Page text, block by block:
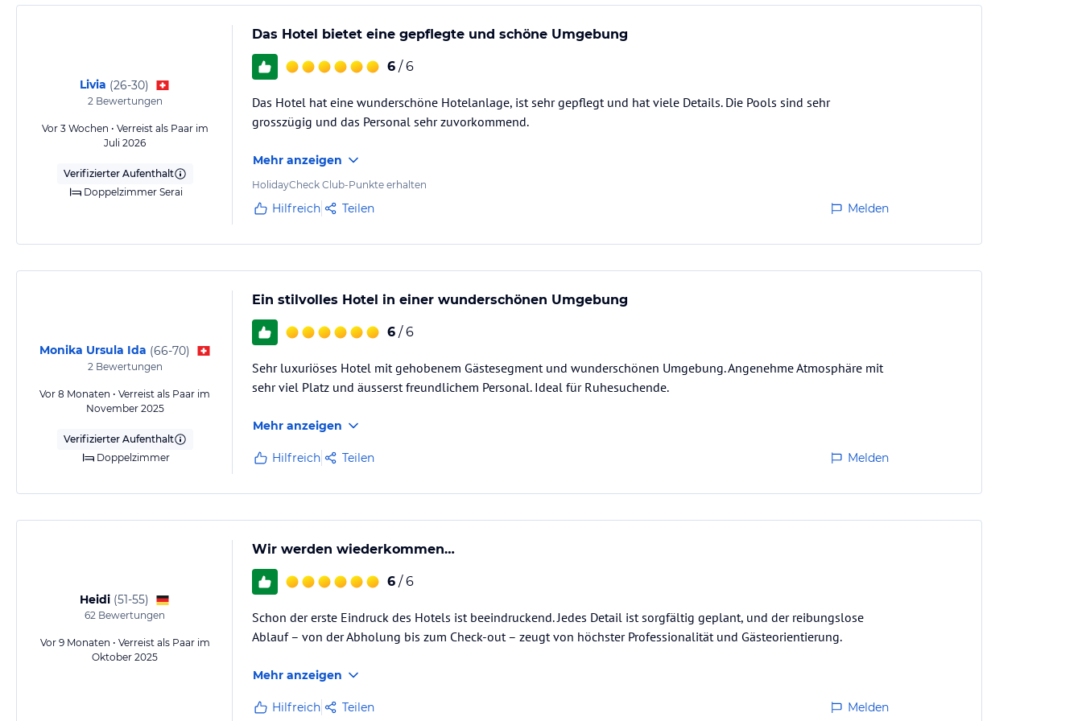
Livia (26-30)
2Bewertungen
Vor 3 Wochen • Verreist als Paar im
Juli 2026
Verifizierter Aufenthalt
Doppelzimmer Serai
Das Hotel bietet eine gepflegte und schöne Umgebung
6 / 6
Das Hotel hat eine wunderschöne Hotelanlage, ist sehr gepflegt und hat viele Details. Die Pools sind sehr
grosszügig und das Personal sehr zuvorkommend.
Mehr anzeigen
HolidayCheck Club-Punkte erhalten
Hilfreich Teilen Melden
Monika Ursula Ida (66-70)
2Bewertungen
Vor 8 Monaten • Verreist als Paar im
November 2025
Verifizierter Aufenthalt
Doppelzimmer
Ein stilvolles Hotel in einer wunderschönen Umgebung
6 / 6
Sehr luxuriöses Hotel mit gehobenem Gästesegment und wunderschönen Umgebung. Angenehme Atmosphäre mit
sehr viel Platz und äusserst freundlichem Personal. Ideal für Ruhesuchende.
Mehr anzeigen
Hilfreich Teilen Melden
Heidi (51-55)
62 Bewertungen
Vor 9 Monaten • Verreist als Paar im
Oktober 2025
Wir werden wiederkommen…
6 / 6
Schon der erste Eindruck des Hotels ist beeindruckend. Jedes Detail ist sorgfältig geplant, und der reibungslose
Ablauf – von der Abholung bis zum Check-out – zeugt von höchster Professionalität und Gästeorientierung.
Mehr anzeigen
Hilfreich Teilen Melden